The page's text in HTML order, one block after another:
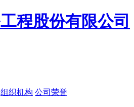
组织机构 公司荣誉